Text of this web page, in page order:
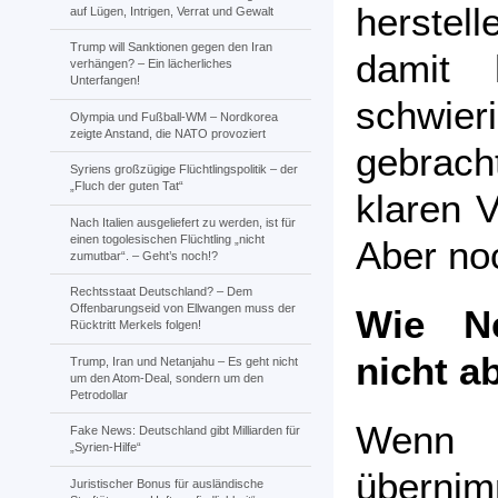
auf Lügen, Intrigen, Verrat und Gewalt
Trump will Sanktionen gegen den Iran
verhängen? – Ein lächerliches
Unterfangen!
Olympia und Fußball-WM – Nordkorea
zeigte Anstand, die NATO provoziert
Syriens großzügige Flüchtlingspolitik – der
„Fluch der guten Tat“
Nach Italien ausgeliefert zu werden, ist für
einen togolesischen Flüchtling „nicht
zumutbar“. – Geht’s noch!?
Rechtsstaat Deutschland? – Dem
Offenbarungseid von Ellwangen muss der
Rücktritt Merkels folgen!
Trump, Iran und Netanjahu – Es geht nicht
um den Atom-Deal, sondern um den
Petrodollar
Fake News: Deutschland gibt Milliarden für
„Syrien-Hilfe“
Juristischer Bonus für ausländische
damit
klaren
Aber
Wie
nicht
Wenn